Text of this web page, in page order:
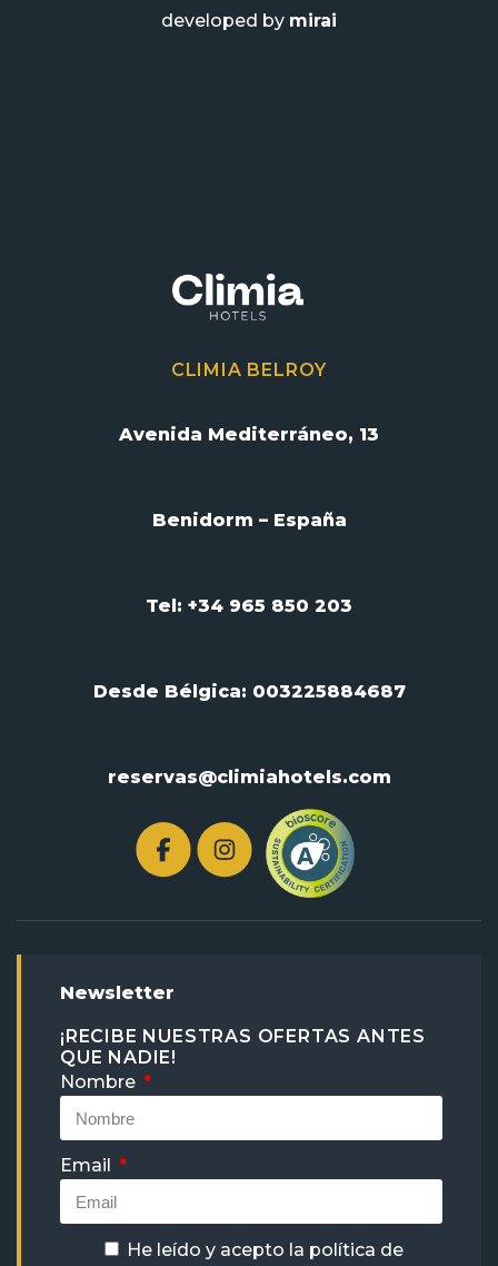
developed by mirai
CLIMIA BELROY
Avenida Mediterráneo, 13
Benidorm – España
Tel: +34 965 850 203
Desde Bélgica: 003225884687
reservas@climiahotels.com
Newsletter
¡RECIBE NUESTRAS OFERTAS ANTES
QUE NADIE!
Nombre
Email
He leído y acepto la política de